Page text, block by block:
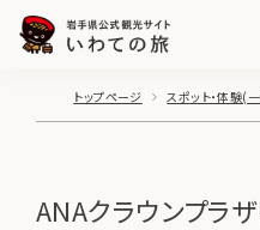
トップページ スポット・体験(
ANAクラウンプラ